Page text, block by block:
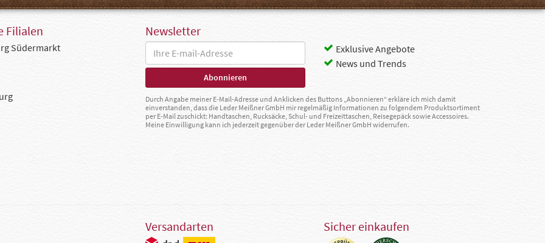
Filialen
Südermarkt
Newsletter
Exklusive Angebote
News und Trends
Durch Angabe meiner E-Mail-Adresse und Anklicken des Buttons „Abonnieren“ erkläre ich mich damit
einverstanden, dass die Leder Meißner GmbH mir regelmäßig Informationen zu folgendem Produktsortiment
per E-Mail zuschickt: Handtaschen, Rucksäcke, Schul- und Freizeittaschen, Reisegepäck sowie Accessoires.
Meine Einwilligung kann ich jederzeit gegenüber der Leder Meißner GmbH widerrufen.
Versandarten Sicher einkaufen